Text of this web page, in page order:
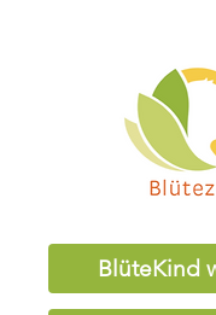
BlüteKind